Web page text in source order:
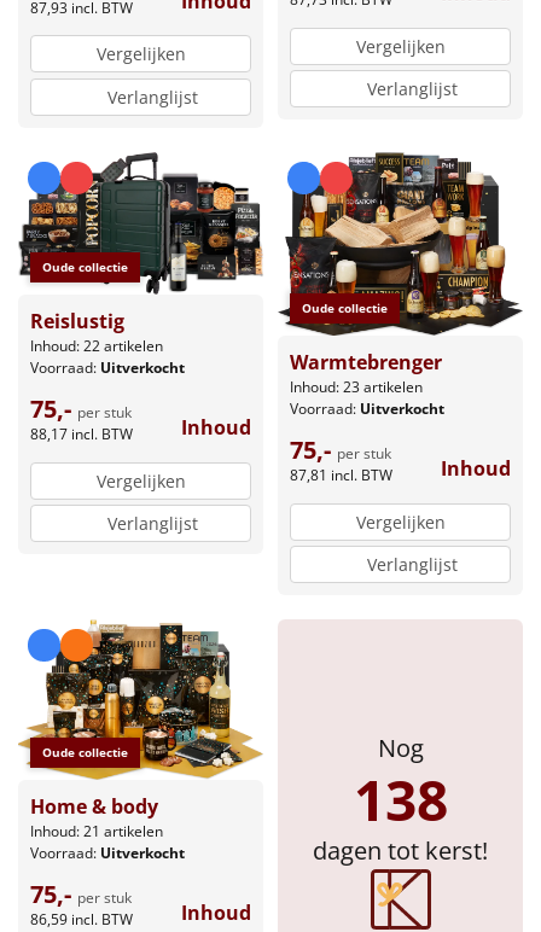
Hitster NIEUW
Pizzarette
Wake up light
NIEUW
Borrelplank
Warmtekussen
Noodradio
Deken (fleece plaid)
Overige
Ideeën
Personeel
Doe het zelf
Sinterklaaspakketten
Particulier
87,93 incl. BTW
Vergelijken
Verlanglijst
Vergelijken
Verlanglijst
Oude collectie
Reislustig
Inhoud: 22 artikelen
Voorraad: Uitverkocht
75,- per stuk
88,17 incl. BTW Inhoud
Vergelijken
Verlanglijst
Oude collectie
Warmtebrenger
Inhoud: 23 artikelen
Voorraad: Uitverkocht
75,- per stuk
87,81 incl. BTW Inhoud
Vergelijken
Verlanglijst
Oude collectie
Home & body
Inhoud: 21 artikelen
Voorraad: Uitverkocht
75,- per stuk
86,59 incl. BTW Inhoud
Nog
138
dagen tot kerst!